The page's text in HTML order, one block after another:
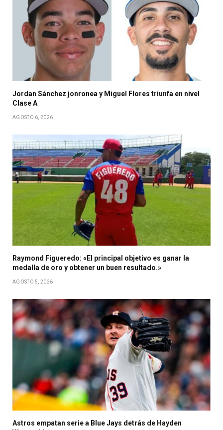
Jordan Sánchez jonronea y Miguel Flores triunfa en nivel
Clase A
AGOSTO 6, 2026
Raymond Figueredo: «El principal objetivo es ganar la
medalla de oro y obtener un buen resultado.»
AGOSTO 5, 2026
Astros empatan serie a Blue Jays detrás de Hayden